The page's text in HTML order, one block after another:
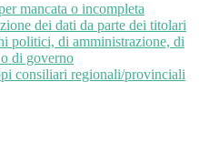
mancata o incompleta
dei dati da parte dei titolari
politici, di amministrazione, di
di governo
consiliari regionali/provinciali